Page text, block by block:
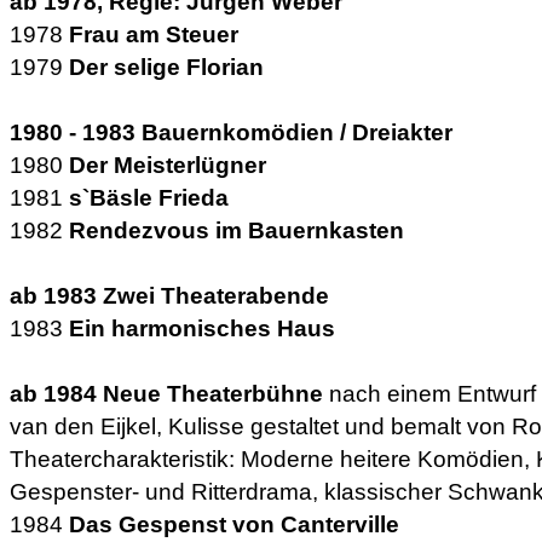
1978 Frau am Steuer
1979 Der selige Florian
1980 - 1983 Bauernkomödien / Dreiakter
1980 Der Meisterlügner
1981 s`Bäsle Frieda
1982 Rendezvous im Bauernkasten
ab 1983 Zwei Theaterabende
1983 Ein harmonisches Haus
ab 1984 Neue Theaterbühne nach einem
van den Eijkel, Kulisse gestaltet und bemalt von
Theatercharakteristik: Moderne heitere Komödien,
Gespenster- und Ritterdrama, klassischer
1984 Das Gespenst von Canterville